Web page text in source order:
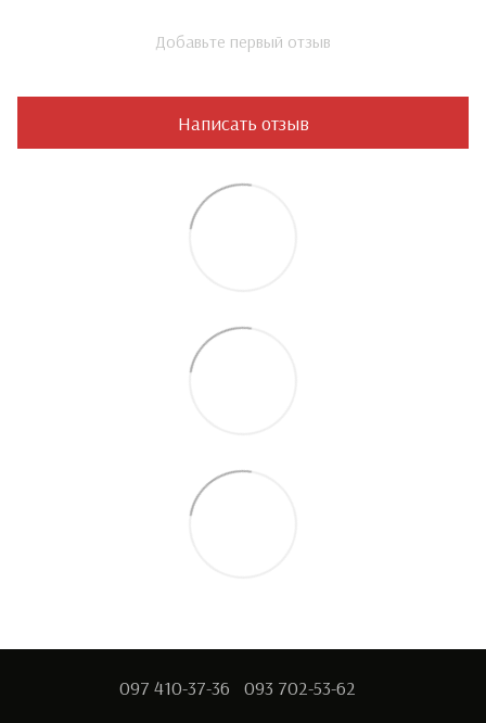
Добавьте первый отзыв
Написать отзыв
097 410-37-36 093 702-53-62